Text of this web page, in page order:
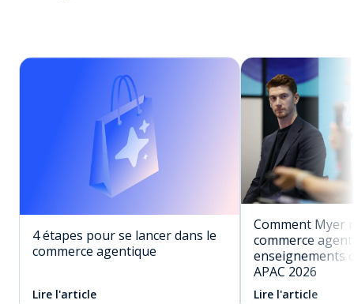
4 étapes pour se lancer dans le
commerce agentique
Lire l'article
Comment Myer
commerce
enseignements
APAC 2026
Lire l'article